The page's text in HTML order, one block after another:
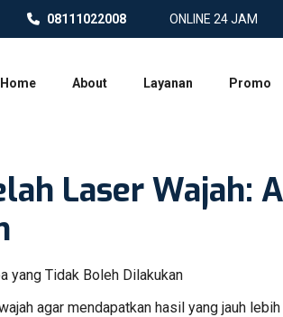
08111022008 ONLINE 24 JAM
Home About Layanan Promo
Laser Wajah:
agar mendapatkan hasil yang jauh